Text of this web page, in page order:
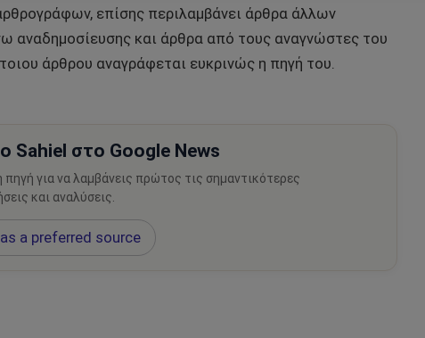
επίσης περιλαμβάνει άρθρα άλλων
αναδημοσίευσης και άρθρα από τους αναγνώστες του
άρθρου αναγράφεται ευκρινώς η πηγή του.
Sahiel στο Google News
για να λαμβάνεις πρώτος τις σημαντικότερες
και αναλύσεις.
a preferred source